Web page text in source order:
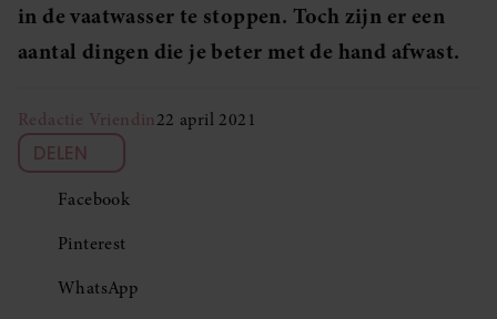
in de vaatwasser te stoppen. Toch zijn er een
aantal dingen die je beter met de hand afwast.
Redactie Vriendin22 april 2021
DELEN
Facebook
Pinterest
WhatsApp